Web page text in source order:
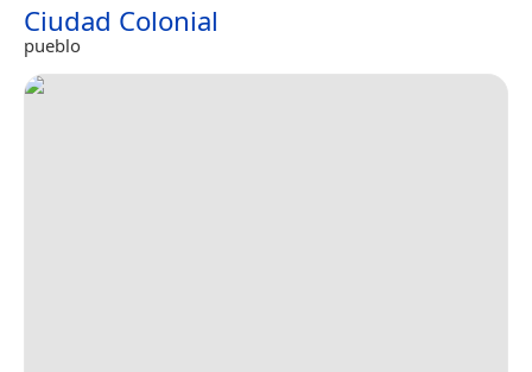
Ciudad Colonial
pueblo